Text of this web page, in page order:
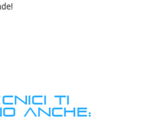
TI
ANCHE: